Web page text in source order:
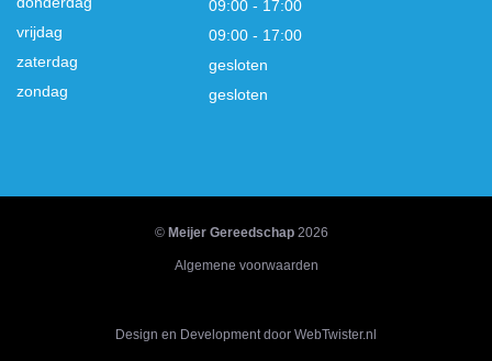
09:00 - 17:00
vrijdag
09:00 - 17:00
zaterdag
gesloten
zondag
gesloten
© Meijer Gereedschap 2026
Algemene voorwaarden
Design en Development door WebTwister.nl